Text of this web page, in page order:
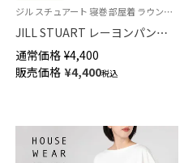
ジル スチュアート 寝巻 部屋着 ラウンジウェア
JILL STUART レーヨンパンツ
ロングワイドパンツ ルームウェ
ア レディース 93140002
通常価格 ¥4,400
販売価格 ¥4,400税込